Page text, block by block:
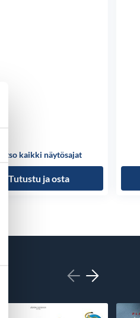
Katso kaikki näytösajat
Tutustu ja osta